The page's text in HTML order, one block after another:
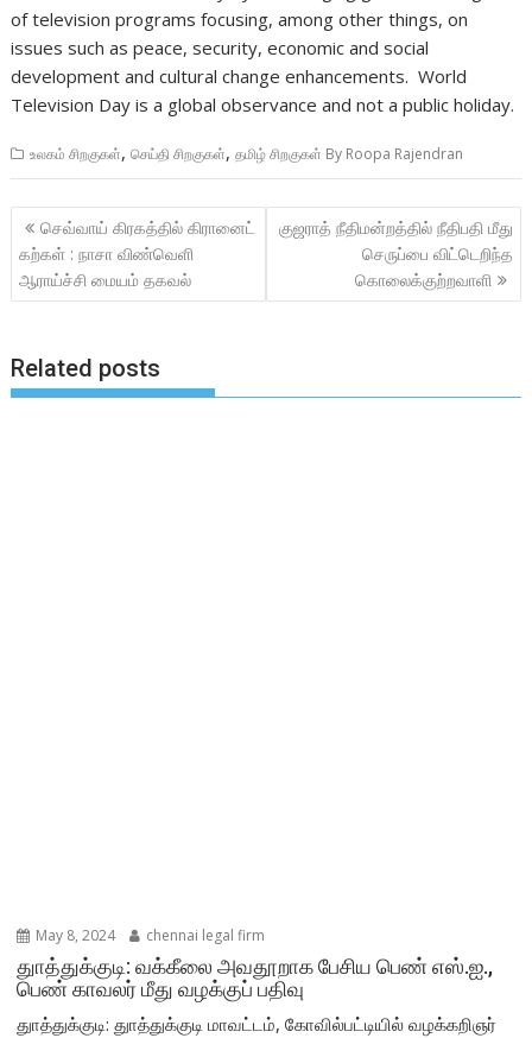
of television programs focusing, among other things, on
issues such as peace, security, economic and social
development and cultural change enhancements. World
Television Day is a global observance and not a public holiday.
உலகம் சிறகுகள்,செய்தி சிறகுகள்,தமிழ் சிறகுகள் By Roopa Rajendran
Post
navigation
செவ்வாய் கிரகத்தில் கிரானைட்
கற்கள் : நாசா விண்வெளி
ஆராய்ச்சி மையம் தகவல்
குஜராத் நீதிமன்றத்தில் நீதிபதி மீது
செருப்பை விட்டெறிந்த
கொலைக்குற்றவாளி
Related posts
May 8, 2024 chennai legal firm
துாத்துக்குடி: வக்கீலை அவதூறாக பேசிய பெண் எஸ்.ஐ.,
பெண் காவலர் மீது வழக்குப் பதிவு
துாத்துக்குடி: துாத்துக்குடி மாவட்டம், கோவில்பட்டியில் வழக்கறிஞர்